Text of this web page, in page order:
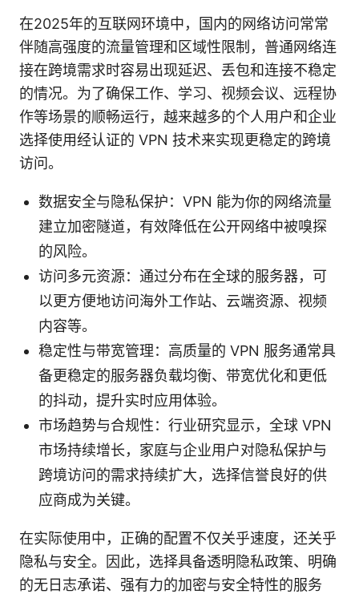
在2025年的互联网环境中，国内的网络访问常常
伴随高强度的流量管理和区域性限制，普通网络连
接在跨境需求时容易出现延迟、丢包和连接不稳定
的情况。为了确保工作、学习、视频会议、远程协
作等场景的顺畅运行，越来越多的个人用户和企业
选择使用经认证的 VPN 技术来实现更稳定的跨境
访问。
数据安全与隐私保护：VPN 能为你的网络流量
建立加密隧道，有效降低在公开网络中被嗅探
的风险。
访问多元资源：通过分布在全球的服务器，可
以更方便地访问海外工作站、云端资源、视频
内容等。
稳定性与带宽管理：高质量的 VPN 服务通常具
备更稳定的服务器负载均衡、带宽优化和更低
的抖动，提升实时应用体验。
市场趋势与合规性：行业研究显示，全球 VPN
市场持续增长，家庭与企业用户对隐私保护与
跨境访问的需求持续扩大，选择信誉良好的供
应商成为关键。
在实际使用中，正确的配置不仅关乎速度，还关乎
隐私与安全。因此，选择具备透明隐私政策、明确
的无日志承诺、强有力的加密与安全特性的服务